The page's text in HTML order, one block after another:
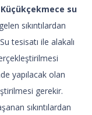
Küçükçekmece su
sıkıntılardan
tesisatı ile alakalı
yapılacak olan
gerekir.
sıkıntılardan